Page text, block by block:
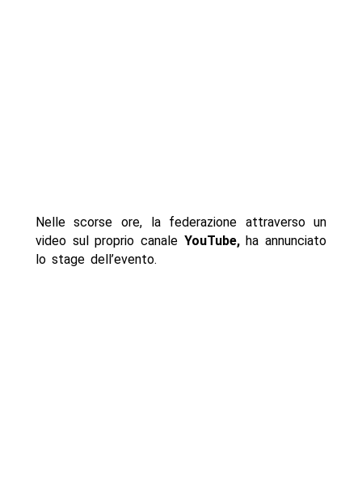
Nelle scorse ore, la federazione attraverso un
video sul proprio canale YouTube,ha annunciato
lo stage dell’evento.